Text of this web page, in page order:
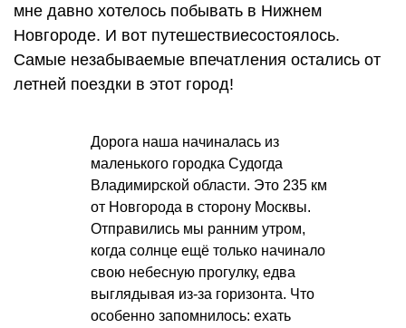
мне давно хотелось побывать в Нижнем
Новгороде. И вот путешествиесостоялось.
Самые незабываемые впечатления остались от
летней поездки в этот город!
Дорога наша начиналась из
маленького городка Судогда
Владимирской области. Это 235 км
от Новгорода в сторону Москвы.
Отправились мы ранним утром,
когда солнце ещё только начинало
свою небесную прогулку, едва
выглядывая из-за горизонта. Что
особенно запомнилось: ехать